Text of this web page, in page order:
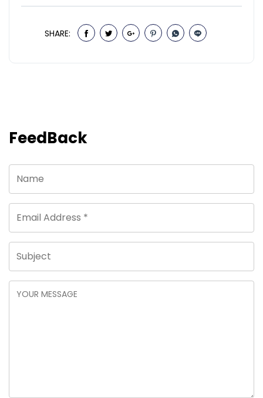
SHARE:
FeedBack